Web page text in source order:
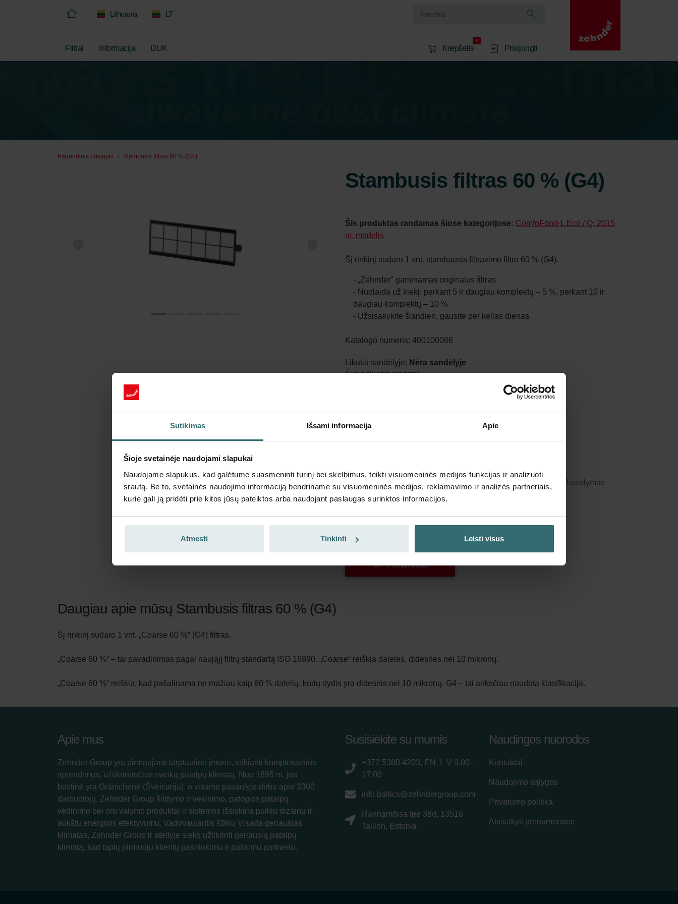
Sutikimas Išsami informacija Apie
Šioje svetainėje naudojami slapukai
Naudojame slapukus, kad galėtume suasmeninti turinį bei skelbimus, teikti visuomeninės medijos funkcijas ir analizuoti
srautą. Be to, svetainės naudojimo informaciją bendriname su visuomeninės medijos, reklamavimo ir analizės partneriais,
kurie gali ją pridėti prie kitos jūsų pateiktos arba naudojant paslaugas surinktos informacijos.
Atmesti Tinkinti Leisti visus
Lithuania LT
Filtrai Informacija DUK Krepšelis
0
Prisijungti
Pagrindinis puslapis Stambusis filtras 60 % (G4)
Stambusis filtras 60 % (G4)
Šis produktas randamas šiose kategorijose: ComfoFond-L Eco / Q: 2015
m. modelis
Šį rinkinį sudaro 1 vnt. stambausis filtravimo filtro 60 % (G4).
- „Zehnder" gaminamas originalus filtras
- Nuolaida už kiekį: perkant 5 ir daugiau komplektų – 5 %, perkant 10 ir
daugiau komplektų – 10 %
- Užsisakykite šiandien, gausite per kelias dienas
Katalogo numeris: 400100066
Likutis sandėlyje: Nėra sandėlyje
Šiuo metu nėra prieinama
su PVM
Įdėti į krepšelį
Prenumeruokite ir užsisakykite automatiškai bei periodiškai! (Pasiūlymas
galioja tik privatiems klientams)
be pristatymo mokesčių
Prenumeruoti
Daugiau apie mūsų Stambusis filtras 60 % (G4)
Šį rinkinį sudaro 1 vnt. „Coarse 60 %“ (G4) filtras.
„Coarse 60 %“ – tai pavadinimas pagal naująjį filtrų standartą ISO 16890. „Coarse“ reiškia daleles, didesnes nei 10 mikronų.
„Coarse 60 %“ reiškia, kad pašalinama ne mažiau kaip 60 % dalelių, kurių dydis yra didesnis nei 10 mikronų. G4 – tai anksčiau naudota klasifikacija.
Apie mus
Zehnder Group yra pirmaujanti tarptautinė įmonė, teikianti kompleksinius
sprendimus, užtikrinančius sveiką patalpų klimatą. Nuo 1895 m. jos
būstinė yra Gränichene (Šveicarija), o visame pasaulyje dirba apie 3300
darbuotojų. Zehnder Group šildymo ir vėsinimo, patogios patalpų
vėdinimo bei oro valymo produktai ir sistemos išsiskiria puikiu dizainu ir
aukštu energijos efektyvumu. Vadovaujantis šūkiu Visada geriausias
klimatas, Zehnder Group ir ateityje sieks užtikrinti geriausią patalpų
klimatą, kad taptų pirmuoju klientų pasirinkimu ir patikimu partneriu.
Susisiekite su mumis
+372 5380 4203, EN, I–V 9.00–
17.00
info.baltics@zehndergroup.com
Rannamõisa tee 38d, 13516
Tallinn, Estonia
Naudingos nuorodos
Kontaktai
Naudojimo sąlygos
Privatumo politika
Atsisakyti prenumeratos